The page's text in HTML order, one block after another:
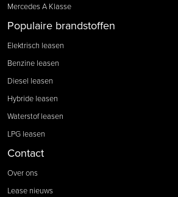
Mercedes A Klasse
Populaire brandstoffen
Elektrisch leasen
Benzine leasen
Diesel leasen
Hybride leasen
Waterstof leasen
LPG leasen
Contact
Over ons
Lease nieuws